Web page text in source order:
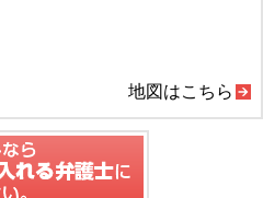
地図はこちら